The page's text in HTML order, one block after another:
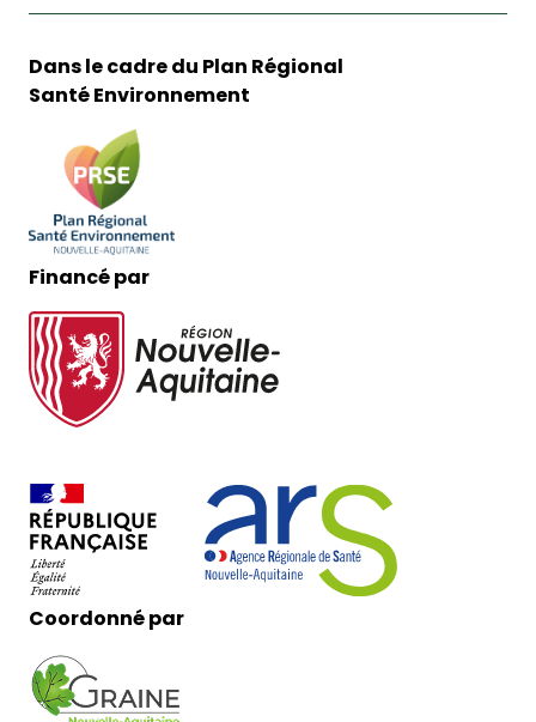
Dans le cadre du Plan Régional
Santé Environnement
Financé par
Coordonné par